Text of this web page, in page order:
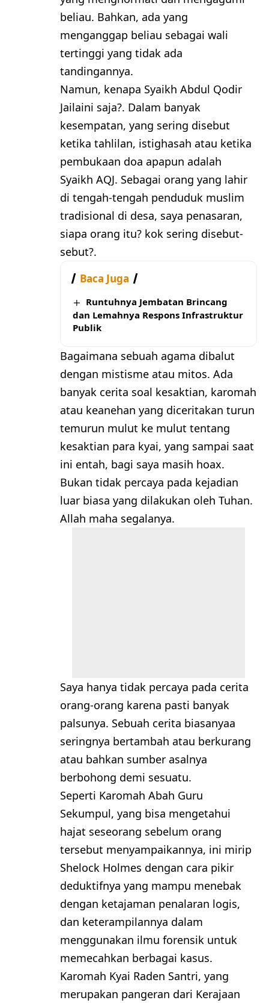
beliau. Bahkan, ada yang
menganggap beliau sebagai wali
tertinggi yang tidak ada
tandingannya.
Namun, kenapa Syaikh Abdul Qodir
Jailaini saja?. Dalam banyak
kesempatan, yang sering disebut
ketika tahlilan, istighasah atau ketika
pembukaan doa apapun adalah
Syaikh AQJ. Sebagai orang yang lahir
di tengah-tengah penduduk muslim
tradisional di desa, saya penasaran,
siapa orang itu? kok sering disebut-
sebut?.
Baca Juga
Runtuhnya Jembatan Brincang
dan Lemahnya Respons Infrastruktur
Publik
Bagaimana sebuah agama dibalut
dengan mistisme atau mitos. Ada
banyak cerita soal kesaktian, karomah
atau keanehan yang diceritakan turun
temurun mulut ke mulut tentang
kesaktian para kyai, yang sampai saat
ini entah, bagi saya masih hoax.
Bukan tidak percaya pada kejadian
luar biasa yang dilakukan oleh Tuhan.
Allah maha segalanya.
Saya hanya tidak percaya pada cerita
orang-orang karena pasti banyak
palsunya. Sebuah cerita biasanyaa
seringnya bertambah atau berkurang
atau bahkan sumber asalnya
berbohong demi sesuatu.
Seperti Karomah Abah Guru
Sekumpul, yang bisa mengetahui
hajat seseorang sebelum orang
tersebut menyampaikannya, ini mirip
Shelock Holmes dengan cara pikir
deduktifnya yang mampu menebak
dengan ketajaman penalaran logis,
dan keterampilannya dalam
menggunakan ilmu forensik untuk
memecahkan berbagai kasus.
Karomah Kyai Raden Santri, yang
merupakan pangeran dari Kerajaan